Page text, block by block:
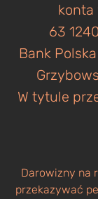
konta
63
Bank
W tytule
Darowizny na
przekazywać